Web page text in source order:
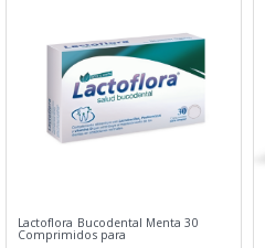
Lactoflora Bucodental Menta 30
Comprimidos para